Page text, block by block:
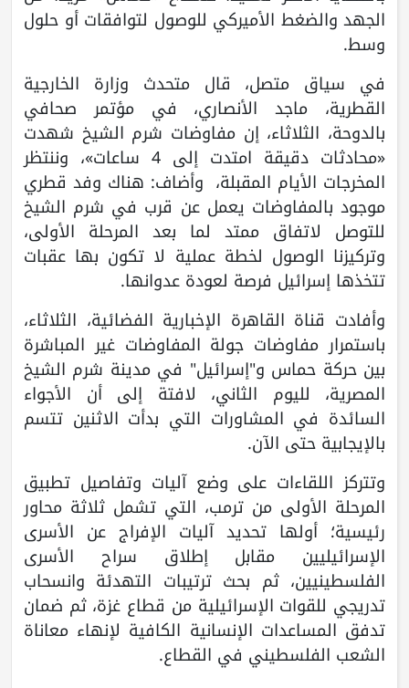
الجهد والضغط الأميركي للوصول لتوافقات أو حلول
وسط.
في سياق متصل، قال متحدث وزارة الخارجية
القطرية، ماجد الأنصاري، في مؤتمر صحافي
بالدوحة، الثلاثاء، إن مفاوضات شرم الشيخ شهدت
«محادثات دقيقة امتدت إلى 4 ساعات»، وننتظر
المخرجات الأيام المقبلة، وأضاف: هناك وفد قطري
موجود بالمفاوضات يعمل عن قرب في شرم الشيخ
للتوصل لاتفاق ممتد لما بعد المرحلة الأولى،
وتركيزنا الوصول لخطة عملية لا تكون بها عقبات
تتخذها إسرائيل فرصة لعودة عدوانها.
وأفادت قناة القاهرة الإخبارية الفضائية، الثلاثاء،
باستمرار مفاوضات جولة المفاوضات غير المباشرة
بين حركة حماس و"إسرائيل" في مدينة شرم الشيخ
المصرية، لليوم الثاني، لافتة إلى أن الأجواء
السائدة في المشاورات التي بدأت الاثنين تتسم
بالإيجابية حتى الآن.
وتتركز اللقاءات على وضع آليات وتفاصيل تطبيق
المرحلة الأولى من ترمب، التي تشمل ثلاثة محاور
رئيسية؛ أولها تحديد آليات الإفراج عن الأسرى
الإسرائيليين مقابل إطلاق سراح الأسرى
الفلسطينيين، ثم بحث ترتيبات التهدئة وانسحاب
تدريجي للقوات الإسرائيلية من قطاع غزة، ثم ضمان
تدفق المساعدات الإنسانية الكافية لإنهاء معاناة
الشعب الفلسطيني في القطاع.